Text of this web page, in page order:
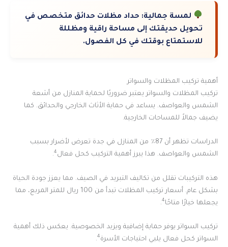
لمسة جمالية: حداد مظلات حدائق متخصص في
تحويل حديقتك إلى مساحة راقية ومظللة
للاستمتاع بوقتك في كل الفصول.
أهمية تركيب المظلات والسواتر
تركيب المظلات والسواتر يعتبر ضروريًا لحماية المنازل من أشعة
الشمس والعواصف. يساعد في حماية الأثاث الخارجي والحدائق. كما
يضيف جمالاً للمساحات الخارجية.
الدراسات تظهر أن 87٪ من المنازل في جدة تعرض لأضرار بسبب
الشمس والعواصف. هذا يبرز أهمية التركيب كحل فعال4
.
هذه التركيبات تقلل من تكاليف التبريد في الصيف. مما يعزز جودة الحياة
بشكل عام. أسعار تركيب المظلات تبدأ من 100 ريال للمتر المربع، مما
يجعلها خيارًا متاحًا4
.
تركيب السواتر يوفر حماية إضافية ويزيد الخصوصية. يعكس ذلك أهمية
السواتر كحل فعال يلبي احتياجات الأسرة4
.